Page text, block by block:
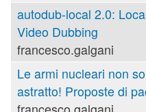
autodub-local 2.0:
Video Dubbing
francesco.galgani
Le armi nucleari non
astratto! Proposte di